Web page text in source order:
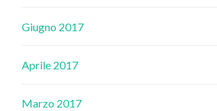
Giugno 2017
Aprile 2017
Marzo 2017